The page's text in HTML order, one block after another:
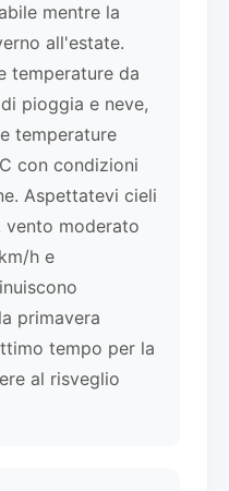
mentre la
all'estate.
temperature da
pioggia e neve,
temperature
con condizioni
Aspettatevi cieli
vento moderato
h e
primavera
tempo per la
al risveglio